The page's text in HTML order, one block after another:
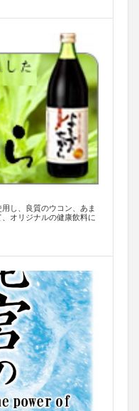
し、良質のウコン、あま
オリジナルの健康飲料に